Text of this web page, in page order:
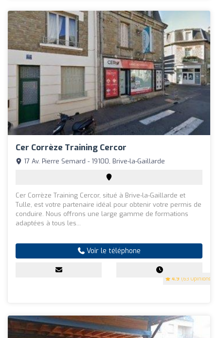
Cer Corrèze Training Cercor
4.9 (63 Opinions)
17 Av. Pierre Semard - 19100, Brive-la-Gaillarde
Cer Corrèze Training Cercor, situé à Brive-la-Gaillarde et
Tulle, est votre partenaire idéal pour obtenir votre permis de
conduire. Nous offrons une large gamme de formations
adaptées à tous les...
Voir le téléphone